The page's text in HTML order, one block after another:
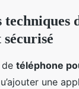
téléphone
une